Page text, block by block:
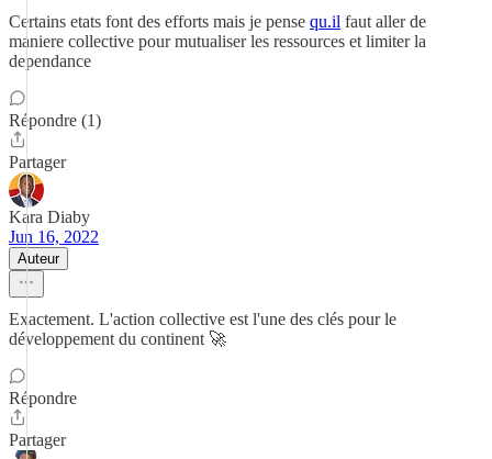
Certains etats font des efforts mais je pense qu.il faut aller de
maniere collective pour mutualiser les ressources et limiter la
dependance
Répondre (1)
Partager
Kara Diaby
Jun 16, 2022
Auteur
Exactement. L'action collective est l'une des clés pour le
développement du continent 🚀
Répondre
Partager